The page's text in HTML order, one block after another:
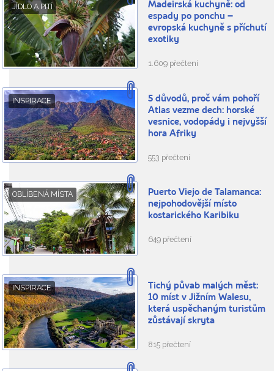
JÍDLO A PITÍ
Madeirská kuchyně: od
espady po ponchu –
evropská kuchyně s příchutí
exotiky
1.609 přečtení
INSPIRACE
5 důvodů, proč vám pohoří
Atlas vezme dech: horské
vesnice, vodopády i nejvyšší
hora Afriky
553 přečtení
OBLÍBENÁ MÍSTA
Puerto Viejo de Talamanca:
nejpohodovější místo
kostarického Karibiku
649 přečtení
INSPIRACE
Tichý půvab malých měst:
10 míst v Jižním Walesu,
která uspěchaným turistům
zůstávají skryta
815 přečtení